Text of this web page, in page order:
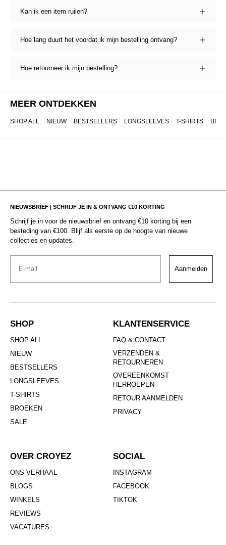
Kan ik een item ruilen?
Hoe lang duurt het voordat ik mijn bestelling ontvang?
Hoe retourneer ik mijn bestelling?
MEER ONTDEKKEN
SHOP ALL NIEUW BESTSELLERS LONGSLEEVES T-SHIRTS
NIEUWSBRIEF | SCHRIJF JE IN & ONTVANG €10 KORTING
Schrijf je in voor de nieuwsbrief en ontvang €10 korting bij een
besteding van €100. Blijf als eerste op de hoogte van nieuwe
collecties en updates.
Email
Aanmelden
SHOP
SHOP ALL
NIEUW
BESTSELLERS
LONGSLEEVES
T-SHIRTS
BROEKEN
SALE
KLANTENSERVICE
FAQ & CONTACT
VERZENDEN &
RETOURNEREN
OVEREENKOMST
HERROEPEN
RETOUR AANMELDEN
PRIVACY
OVER CROYEZ
ONS VERHAAL
BLOGS
WINKELS
REVIEWS
VACATURES
SOCIAL
INSTAGRAM
FACEBOOK
TIKTOK